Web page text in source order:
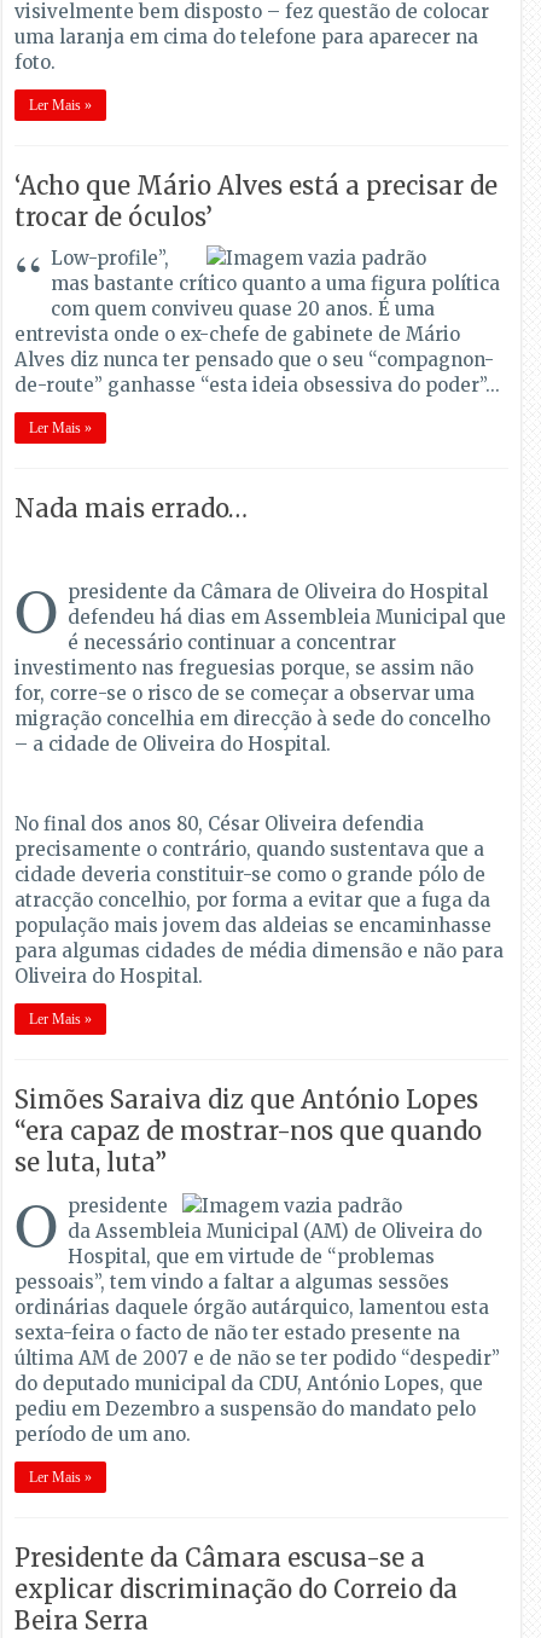
visivelmente bem disposto – fez questão de colocar
uma laranja em cima do telefone para aparecer na
foto.
Ler Mais »
‘Acho que Mário Alves está a precisar de
trocar de óculos’
“ Low-profile”,
mas bastante crítico quanto a uma figura política
com quem conviveu quase 20 anos. É uma
entrevista onde o ex-chefe de gabinete de Mário
Alves diz nunca ter pensado que o seu “compagnon-
de-route” ganhasse “esta ideia obsessiva do poder”...
Ler Mais »
Nada mais errado…
O presidente da Câmara de Oliveira do Hospital
defendeu há dias em Assembleia Municipal que
é necessário continuar a concentrar
investimento nas freguesias porque, se assim não
for, corre-se o risco de se começar a observar uma
migração concelhia em direcção à sede do concelho
– a cidade de Oliveira do Hospital.
No final dos anos 80, César Oliveira defendia
precisamente o contrário, quando sustentava que a
cidade deveria constituir-se como o grande pólo de
atracção concelhio, por forma a evitar que a fuga da
população mais jovem das aldeias se encaminhasse
para algumas cidades de média dimensão e não para
Oliveira do Hospital.
Ler Mais »
Simões Saraiva diz que António Lopes
“era capaz de mostrar-nos que quando
se luta, luta”
O presidente
da Assembleia Municipal (AM) de Oliveira do
Hospital, que em virtude de “problemas
pessoais”, tem vindo a faltar a algumas sessões
ordinárias daquele órgão autárquico, lamentou esta
sexta-feira o facto de não ter estado presente na
última AM de 2007 e de não se ter podido “despedir”
do deputado municipal da CDU, António Lopes, que
pediu em Dezembro a suspensão do mandato pelo
período de um ano.
Ler Mais »
Presidente da Câmara escusa-se a
explicar discriminação do Correio da
Beira Serra